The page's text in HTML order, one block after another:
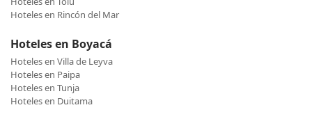
Hoteles en Rincón del Mar
Hoteles en Boyacá
Hoteles en Villa de Leyva
Hoteles en Paipa
Hoteles en Tunja
Hoteles en Duitama